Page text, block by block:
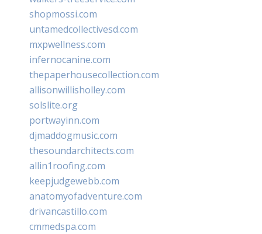
shopmossi.com
untamedcollectivesd.com
mxpwellness.com
infernocanine.com
thepaperhousecollection.com
allisonwillisholley.com
solslite.org
portwayinn.com
djmaddogmusic.com
thesoundarchitects.com
allin1roofing.com
keepjudgewebb.com
anatomyofadventure.com
drivancastillo.com
cmmedspa.com